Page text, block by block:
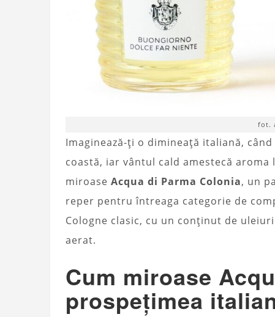
fot.
Imaginează-ți o dimineață italiană,
coastă, iar vântul cald amestecă
miroase Acqua di Parma Colonia, un
reper pentru întreaga categorie de
Cologne clasic, cu un conținut de
aerat.
Cum miroase
prospețimea